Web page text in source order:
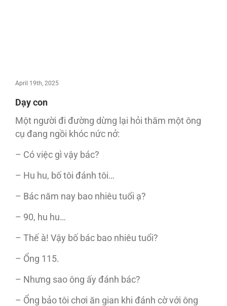
April 19th, 2025
Dạy con
Một người đi đường dừng lại hỏi thăm một ông
cụ đang ngồi khóc nức nở:
– Có việc gì vậy bác?
– Hu hu, bố tôi đánh tôi…
– Bác năm nay bao nhiêu tuổi ạ?
– 90, hu hu…
– Thế à! Vậy bố bác bao nhiêu tuổi?
– Ổng 115.
– Nhưng sao ông ấy đánh bác?
– Ổng bảo tôi chơi ăn gian khi đánh cờ với ông